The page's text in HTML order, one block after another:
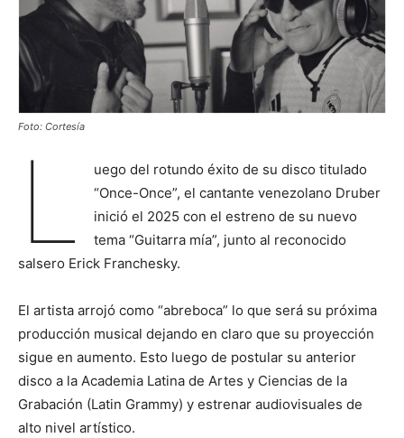
Foto: Cortesía
L
uego del rotundo éxito de su disco titulado
“Once-Once”, el cantante venezolano Druber
inició el 2025 con el estreno de su nuevo
tema “Guitarra mía”, junto al reconocido
salsero Erick Franchesky.
El artista arrojó como “abreboca” lo que será su próxima
producción musical dejando en claro que su proyección
sigue en aumento. Esto luego de postular su anterior
disco a la Academia Latina de Artes y Ciencias de la
Grabación (Latin Grammy) y estrenar audiovisuales de
alto nivel artístico.